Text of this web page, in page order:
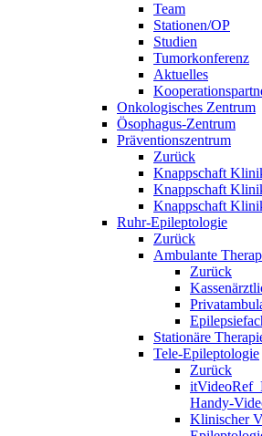
Team
Stationen/OP
Studien
Tumorkonferenz
Aktuelles
Onkologisches Zentrum
Ösophagus-Zentrum
Präventionszentrum
Zurück
Knappschaft
Knappschaft
Knappschaft
Ruhr-Epileptologie
Zurück
Ambulante
Zurück
Stationäre
Tele-Epileptologie
Zurück
Handy-
Klinischer